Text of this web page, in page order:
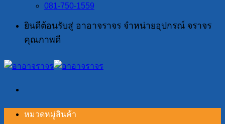
081-750-1559
ยินดีต้อนรับสู่ อาอาจราจร จำหน่ายอุปกรณ์ จราจร
คุณภาพดี
หมวดหมู่สินค้า